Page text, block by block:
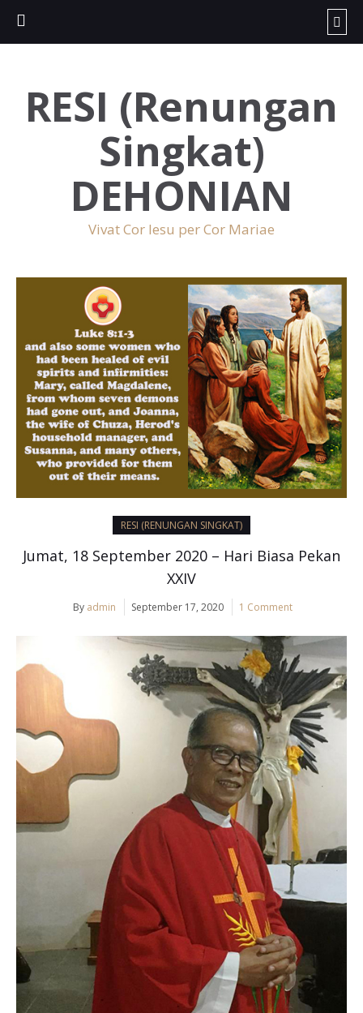
RESI (Renungan
Singkat)
DEHONIAN
Vivat Cor Iesu per Cor Mariae
RESI (RENUNGAN SINGKAT)
Jumat, 18 September 2020 – Hari Biasa Pekan
XXIV
By admin September 17, 2020 1 Comment